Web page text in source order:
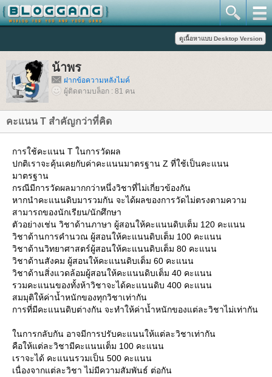
น้าพร
ฝากข้อความหลังไมค์
ผู้ติดตามบล็อก : 81 คน
คะแนน T สำคัญกว่าที่คิด
การใช้คะแนน T ในการวัดผล
ปกติเราจะคุ้นเคยกับค่าคะแนนมาตรฐาน Z ที่ใช้เป็นคะแนน
มาตรฐาน
กรณีมีการวัดผลมากกว่าหนึ่งวิชาที่ไม่เกี่ยวข้องกัน
หากนำคะแนนดิบมารวมกัน จะได้ผลของการวัดไม่ตรงตามความ
สามารถของนักเรียน/นักศึกษา
ตัวอย่างเช่น วิชาด้านภาษา ผู้สอนให้คะแนนดิบเต็ม 120 คะแนน
วิชาด้านการคำนวณ ผู้สอนให้คะแนนดิบเต็ม 100 คะแนน
วิชาด้านวิทยาศาสตร์ผู้สอนให้คะแนนดิบเต็ม 80 คะแนน
วิชาด้านสังคม ผู้สอนให้คะแนนดิบเต็ม 60 คะแนน
วิชาด้านสิ่งแวดล้อมผู้สอนให้คะแนนดิบเต็ม 40 คะแนน
รวมคะแนนของทั้งห้าวิชาจะได้คะแนนดิบ 400 คะแนน
สมมุติให้ค่าน้ำหนักของทุกวิชาเท่ากัน
การที่มีคะแนนดิบต่างกัน จะทำให้ค่าน้ำหนักของแต่ละวิชาไม่เท่ากัน
นการกลับกัน อาจมีการปรับคะแนนให้แต่ละวิชาเท่ากัน
คือให้แต่ละวิชามีคะแนนเต็ม 100 คะแนน
เราจะได้ คะแนนรวมเป็น 500 คะแนน
เนื่องจากแต่ละวิชา ไม่มีความสัมพันธ์ ต่อกัน